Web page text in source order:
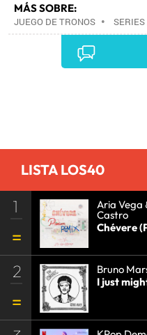
MÁS SOBRE:
JUEGO DE TRONOS •
SERIES FANTASÍA•HBO•
SERIES TELEVISIÓN
PROGRAMACIÓN•
LISTA LOS40
1 Aria Vega
Castro
Chévere
2
Bruno
I just